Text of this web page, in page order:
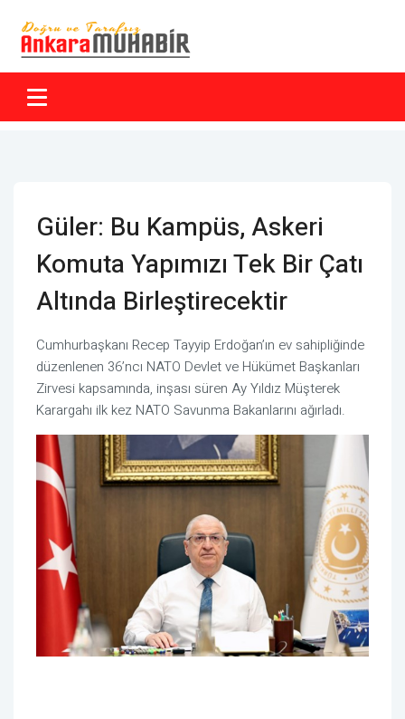
Güler: Bu Kampüs, Askeri
Komuta Yapımızı Tek Bir Çatı
Altında Birleştirecektir
Cumhurbaşkanı Recep Tayyip Erdoğan’ın ev sahipliğinde
düzenlenen 36’ncı NATO Devlet ve Hükümet Başkanları
Zirvesi kapsamında, inşası süren Ay Yıldız Müşterek
Karargahı ilk kez NATO Savunma Bakanlarını ağırladı.